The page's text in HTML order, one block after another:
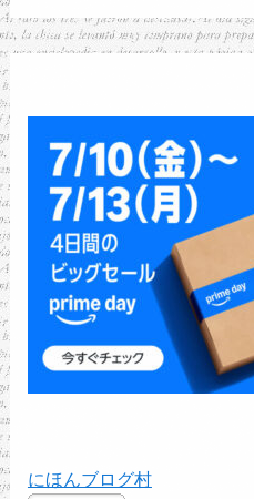
にほんブログ村